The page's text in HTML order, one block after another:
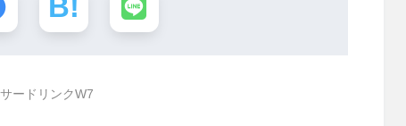
ードリンクW7